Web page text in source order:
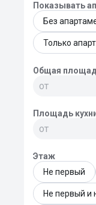
Показывать
Без
Только
Общая
Площадь
Этаж
Не первый
Не первый и